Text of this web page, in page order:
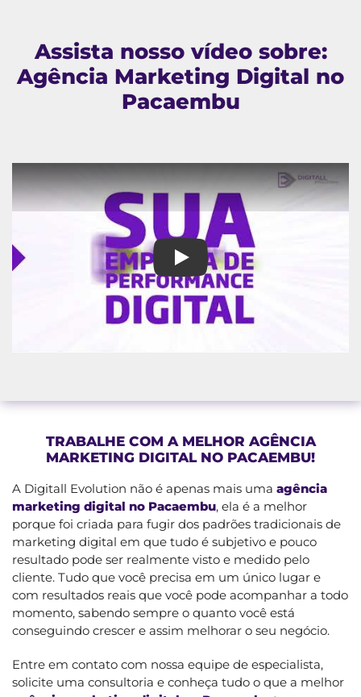
Assista nosso vídeo sobre:
Agência Marketing Digital no
Pacaembu
Agência Marketing Digital no
TRABALHE COM A MELHOR AGÊNCIA
MARKETING DIGITAL NO PACAEMBU!
A Digitall Evolution não é apenas mais uma agência
marketing digital no Pacaembu, ela é a melhor
porque foi criada para fugir dos padrões tradicionais de
marketing digital em que tudo é subjetivo e pouco
resultado pode ser realmente visto e medido pelo
cliente. Tudo que você precisa em um único lugar e
com resultados reais que você pode acompanhar a todo
momento, sabendo sempre o quanto você está
conseguindo crescer e assim melhorar o seu negócio.
Entre em contato com nossa equipe de especialista,
solicite uma consultoria e conheça tudo o que a melhor